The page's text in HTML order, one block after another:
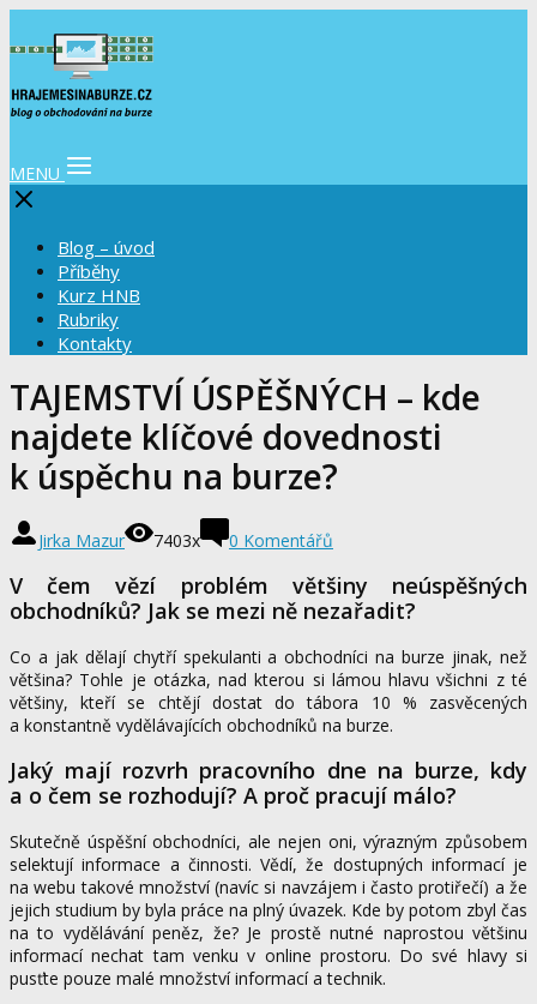
MENU
Blog – úvod
Příběhy
Kurz HNB
Rubriky
Kontakty
TAJEMSTVÍ ÚSPĚŠNÝCH – kde
najdete klíčové dovednosti
k úspěchu na burze?
Jirka Mazur 7403x 0 Komentářů
V čem vězí problém většiny neúspěšných
obchodníků? Jak se mezi ně nezařadit?
Co a jak dělají chytří spekulanti a obchodníci na burze jinak, než
většina? Tohle je otázka, nad kterou si lámou hlavu všichni z té
většiny, kteří se chtějí dostat do tábora 10 % zasvěcených
a konstantně vydělávajících obchodníků na burze.
Jaký mají rozvrh pracovního dne na burze, kdy
a o čem se rozhodují? A proč pracují málo?
Skutečně úspěšní obchodníci, ale nejen oni, výrazným způsobem
selektují informace a činnosti. Vědí, že dostupných informací je
na webu takové množství (navíc si navzájem i často protiřečí) a že
jejich studium by byla práce na plný úvazek. Kde by potom zbyl čas
na to vydělávání peněz, že? Je prostě nutné naprostou většinu
informací nechat tam venku v online prostoru. Do své hlavy si
pusťte pouze malé množství informací a technik.